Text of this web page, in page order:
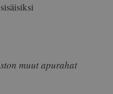
muut apurahat